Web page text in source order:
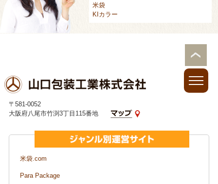
米袋
KIカラー
〒581-0052
大阪府八尾市竹渕3丁目115番地
米袋.com
Para Package